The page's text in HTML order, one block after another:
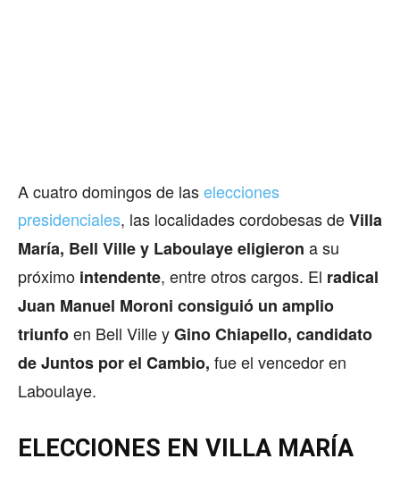
A cuatro domingos de laselecciones
presidenciales, las localidades cordobesas deVilla
María, Bell Ville y Laboulaye eligieron a su
próximo intendente, entre otros cargos. El radical
Juan Manuel Moroni consiguió un amplio
triunfoen Bell Ville yGino Chiapello, candidato
de Juntos por el Cambio, fue el vencedor en
Laboulaye.
ELECCIONES EN VILLA MARÍA